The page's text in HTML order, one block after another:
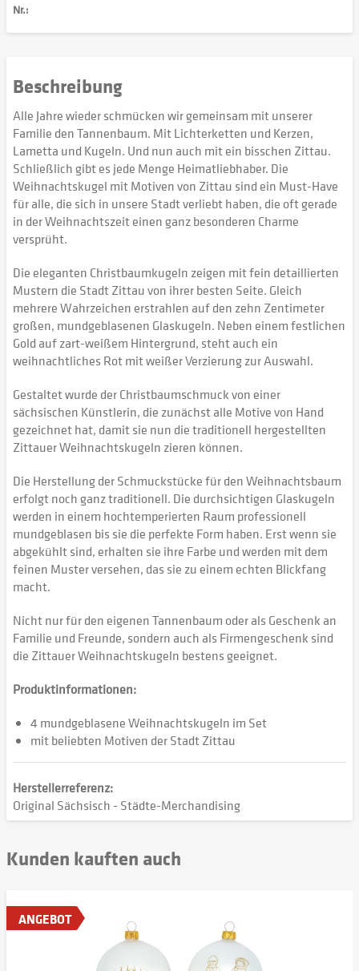
Nr.:
Beschreibung
Alle Jahre wieder schmücken wir gemeinsam mit unserer
Familie den Tannenbaum. Mit Lichterketten und Kerzen,
Lametta und Kugeln. Und nun auch mit ein bisschen Zittau.
Schließlich gibt es jede Menge Heimatliebhaber. Die
Weihnachtskugel mit Motiven von Zittau sind ein Must-Have
für alle, die sich in unsere Stadt verliebt haben, die oft gerade
in der Weihnachtszeit einen ganz besonderen Charme
versprüht.
Die eleganten Christbaumkugeln zeigen mit fein detaillierten
Mustern die Stadt Zittau von ihrer besten Seite. Gleich
mehrere Wahrzeichen erstrahlen auf den zehn Zentimeter
großen, mundgeblasenen Glaskugeln. Neben einem festlichen
Gold auf zart-weißem Hintergrund, steht auch ein
weihnachtliches Rot mit weißer Verzierung zur Auswahl.
Gestaltet wurde der Christbaumschmuck von einer
sächsischen Künstlerin, die zunächst alle Motive von Hand
gezeichnet hat, damit sie nun die traditionell hergestellten
Zittauer Weihnachtskugeln zieren können.
Die Herstellung der Schmuckstücke für den Weihnachtsbaum
erfolgt noch ganz traditionell. Die durchsichtigen Glaskugeln
werden in einem hochtemperierten Raum professionell
mundgeblasen bis sie die perfekte Form haben. Erst wenn sie
abgekühlt sind, erhalten sie ihre Farbe und werden mit dem
feinen Muster versehen, das sie zu einem echten Blickfang
macht.
Nicht nur für den eigenen Tannenbaum oder als Geschenk an
Familie und Freunde, sondern auch als Firmengeschenk sind
die Zittauer Weihnachtskugeln bestens geeignet.
Produktinformationen:
4 mundgeblasene Weihnachtskugeln im Set
mit beliebten Motiven der Stadt Zittau
Herstellerreferenz:
Original Sächsisch - Städte-Merchandising
Kunden kauften auch
ANGEBOT